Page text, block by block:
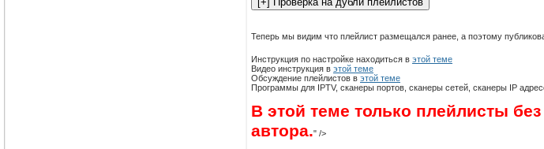
Теперь мы видим что плейлист размещался ранее, а поэтому
Инструкция по настройке находиться в этой теме
Видео инструкция в этой теме
Обсуждение плейлистов в этой теме
Программы для IPTV, сканеры портов, сканеры сетей, сканеры IP
В этой теме только плейлисты
автора." />